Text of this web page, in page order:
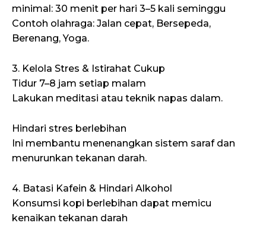
minimal: 30 menit per hari 3–5 kali seminggu
Contoh olahraga: Jalan cepat, Bersepeda,
Berenang, Yoga.
3. Kelola Stres & Istirahat Cukup
Tidur 7–8 jam setiap malam
Lakukan meditasi atau teknik napas dalam.
Hindari stres berlebihan
Ini membantu menenangkan sistem saraf dan
menurunkan tekanan darah.
4. Batasi Kafein & Hindari Alkohol
Konsumsi kopi berlebihan dapat memicu
kenaikan tekanan darah